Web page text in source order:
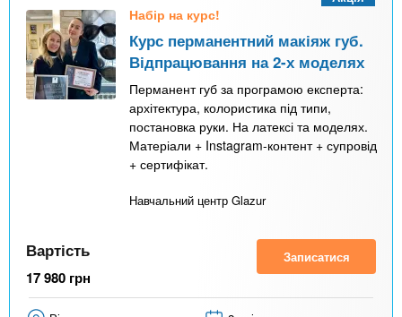
Набір на курс!
Курс перманентний макіяж губ.
Відпрацювання на 2-х моделях
Перманент губ за програмою експерта:
архітектура, колористика під типи,
постановка руки. На латексі та моделях.
Матеріали + Instagram-контент + супровід
+ сертифікат.
Навчальний центр Glazur
Вартість
17 980 грн
Записатися